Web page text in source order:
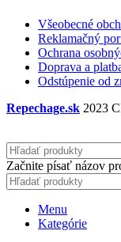
Všeobecné
Reklamačný
Ochrana
Doprava a
Odstúpenie od
Repechage.sk 2023
Začnite písať názov
Menu
Kategórie